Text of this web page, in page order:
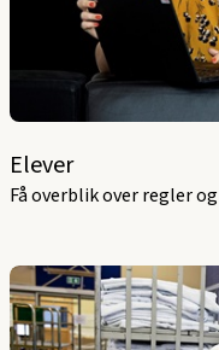
Elever
Få overblik over regler